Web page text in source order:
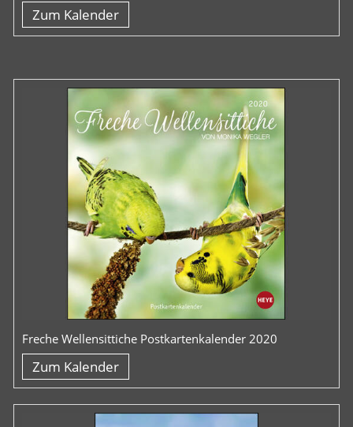
Zum Kalender
Freche Wellensittiche Postkartenkalender 2020
Zum Kalender